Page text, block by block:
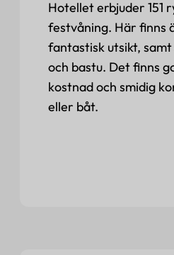
Hotellet erbjuder 151
festvåning. Här finns
fantastisk utsikt, samt
och bastu. Det finns
kostnad och smidig
eller båt.